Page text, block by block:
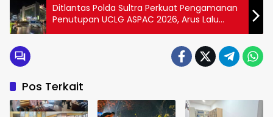
Ditlantas Polda Sultra Perkuat Pengamanan
Penutupan UCLG ASPAC 2026, Arus Lalu
Lintas di Kendari Tetap Lancar dan Kondusif
Pos Terkait